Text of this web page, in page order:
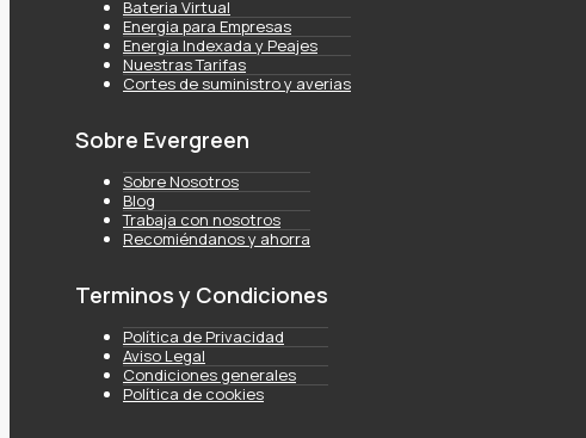
Bateria Virtual
Energia para Empresas
Energia Indexada y Peajes
Nuestras Tarifas
Cortes de suministro y averias
Sobre Evergreen
Sobre Nosotros
Blog
Trabaja con nosotros
Recomiéndanos y ahorra
Terminos y Condiciones
Política de Privacidad
Aviso Legal
Condiciones generales
Política de cookies